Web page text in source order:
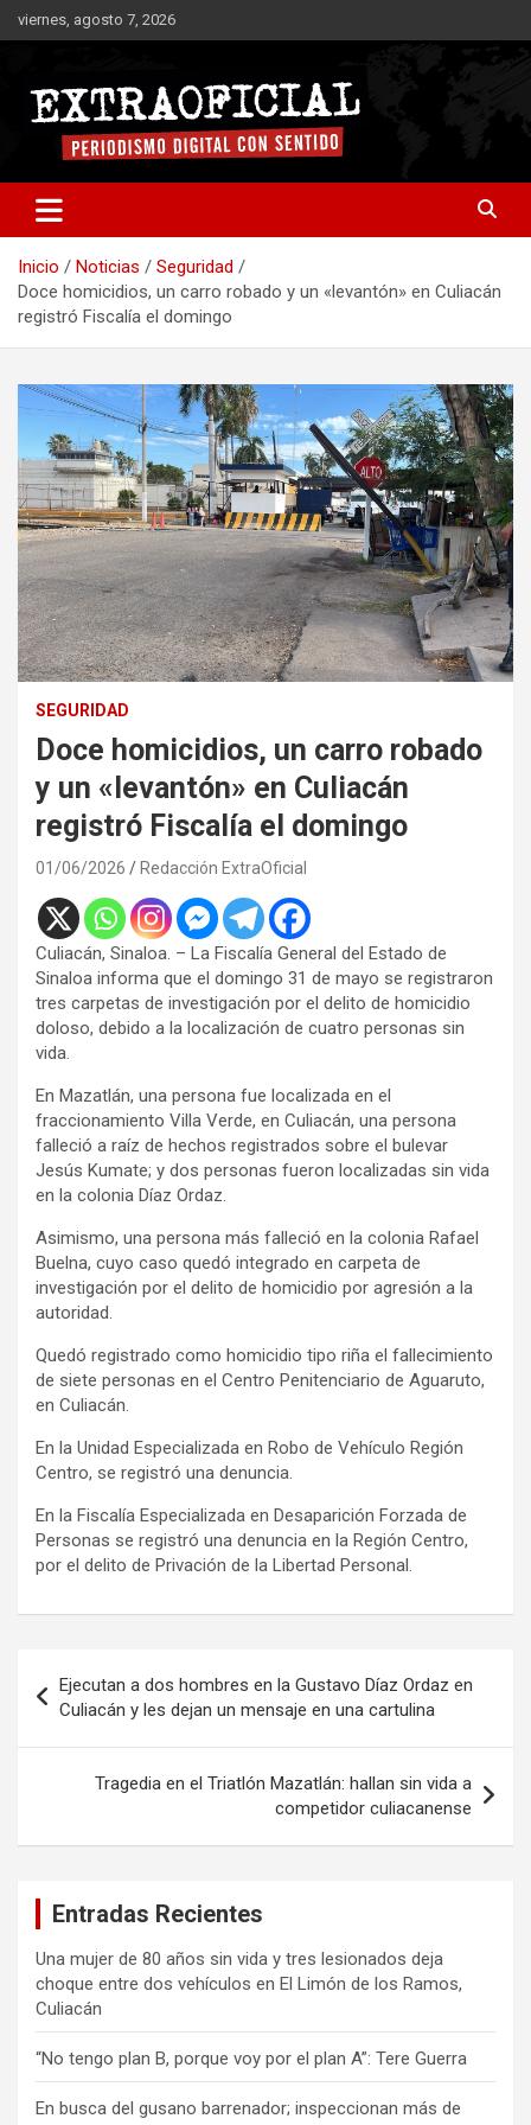
Saltar
al
viernes, agosto 7, 2026
Extraoficial
Inicio Noticias
Seguridad
Doce homicidios, un carro robado y un «levantón» en Culiacán
registró Fiscalía el domingo
SEGURIDAD
Doce homicidios, un carro robado
y un «levantón» en Culiacán
registró Fiscalía el domingo
01/06/2026 Redacción ExtraOficial
Culiacán, Sinaloa. – La Fiscalía General del Estado de
Sinaloa informa que el domingo 31 de mayo se registraron
tres carpetas de investigación por el delito de homicidio
doloso, debido a la localización de cuatro personas sin
vida.
En Mazatlán, una persona fue localizada en el
fraccionamiento Villa Verde, en Culiacán, una persona
falleció a raíz de hechos registrados sobre el bulevar
Jesús Kumate; y dos personas fueron localizadas sin vida
en la colonia Díaz Ordaz.
Asimismo, una persona más falleció en la colonia Rafael
Buelna, cuyo caso quedó integrado en carpeta de
investigación por el delito de homicidio por agresión a la
autoridad.
Quedó registrado como homicidio tipo riña el fallecimiento
de siete personas en el Centro Penitenciario de Aguaruto,
en Culiacán.
En la Unidad Especializada en Robo de Vehículo Región
Centro, se registró una denuncia.
En la Fiscalía Especializada en Desaparición Forzada de
Personas se registró una denuncia en la Región Centro,
por el delito de Privación de la Libertad Personal.
de
entradas
Ejecutan a dos hombres en la Gustavo Díaz Ordaz en
Culiacán y les dejan un mensaje en una cartulina
Tragedia en el Triatlón Mazatlán: hallan sin vida a
competidor culiacanense
Entradas Recientes
Una mujer de 80 años sin vida y tres lesionados deja
choque entre dos vehículos en El Limón de los Ramos,
Culiacán
“No tengo plan B, porque voy por el plan A”: Tere Guerra
En busca del gusano barrenador; inspeccionan más de